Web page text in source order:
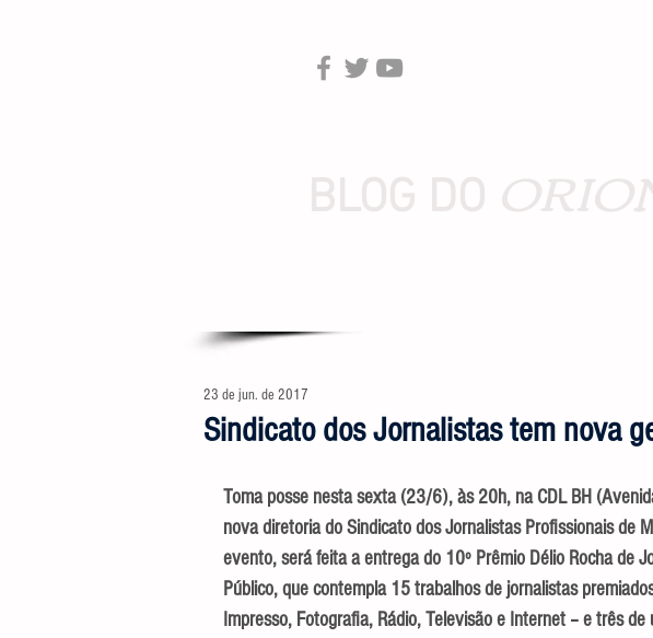
Sindicato dos Jornalistas tem nova
23 de jun. de 2017
Toma posse nesta sexta (23/6), às 20h, na CDL BH
nova diretoria do Sindicato dos Jornalistas Profissionais de
evento, será feita a entrega do 10º Prêmio Délio Rocha de
Público, que contempla 15 trabalhos de jornalistas
Impresso, Fotografia, Rádio, Televisão e Internet – e três